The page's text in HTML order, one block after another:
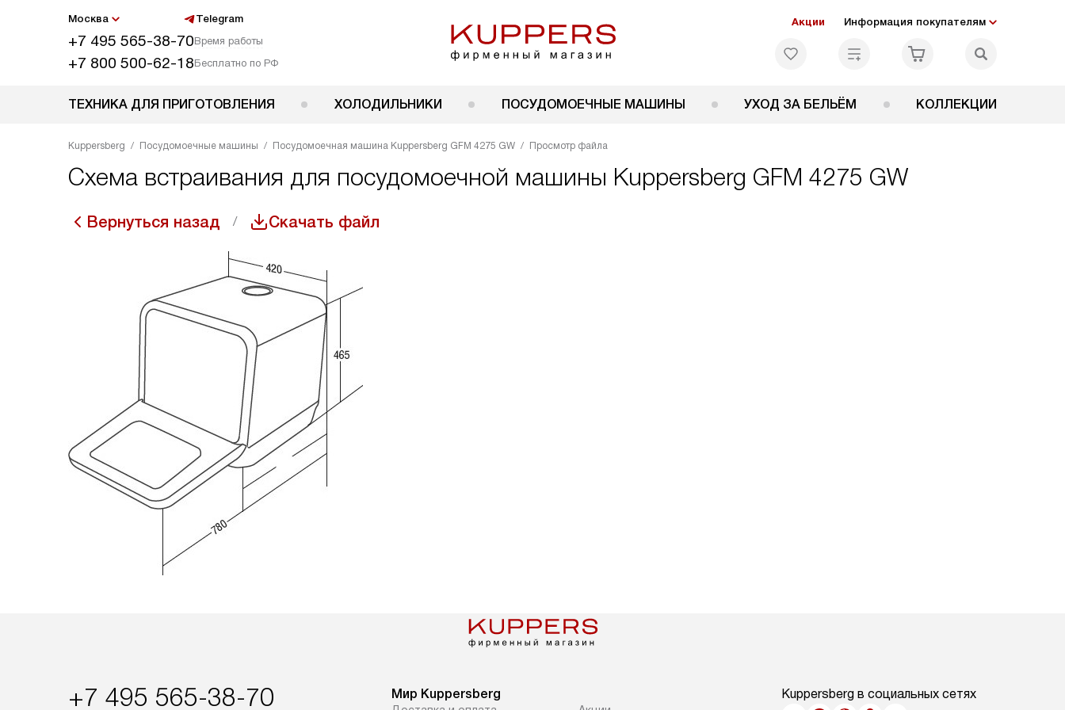
Москва Telegram
+7 495 565-38-70Время работы
+7 800 500-62-18Бесплатно по РФ
Акции Информация покупателям
ТЕХНИКА ДЛЯ ПРИГОТОВЛЕНИЯ ХОЛОДИЛЬНИКИ ПОСУДОМОЕЧНЫЕ МАШИНЫ УХОД ЗА БЕЛЬЁМ КОЛЛЕКЦИИ
Kuppersberg Посудомоечные машины Посудомоечная машина Kuppersberg GFM 4275 GW Просмотр файла
Схема встраивания для посудомоечной машины Kuppersberg GFM 4275 GW
Вернуться назад Скачать файл
+7 495 565-38-70 Мир Kuppersberg Kuppersberg в социальных сетях